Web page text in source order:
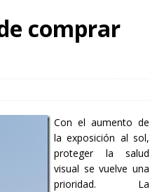
comprar
Con el aumento de
la exposición al sol,
proteger la salud
visual se vuelve una
prioridad. La